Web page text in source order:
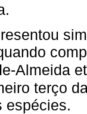
Almeida
terço
espécies.